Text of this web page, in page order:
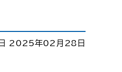
2025年02月28日